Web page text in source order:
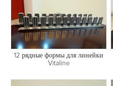
12 рядные формы для линейки
Vitaline